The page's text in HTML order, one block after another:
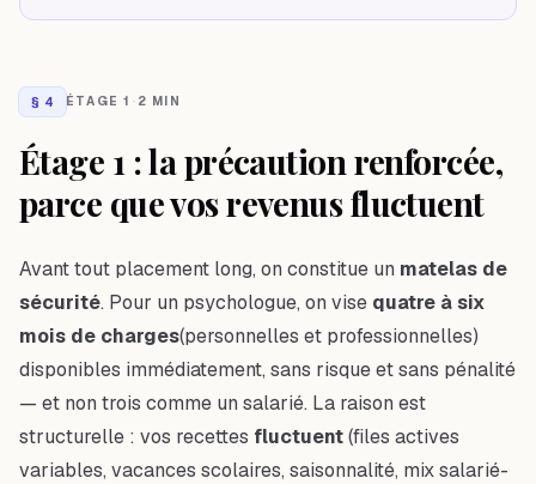
§ 4 ÉTAGE 1 · 2 MIN
Étage 1 : la précaution renforcée,
parce que vos revenus fluctuent
Avant tout placement long, on constitue un matelas de
sécurité. Pour un psychologue, on vise quatre à six
mois de charges(personnelles et professionnelles)
disponibles immédiatement, sans risque et sans pénalité
— et non trois comme un salarié. La raison est
structurelle : vos recettes fluctuent(files actives
variables, vacances scolaires, saisonnalité, mix salarié-